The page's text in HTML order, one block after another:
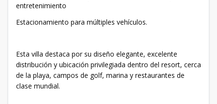
entretenimiento
Estacionamiento para múltiples vehículos.
Esta villa destaca por su diseño elegante, excelente
distribución y ubicación privilegiada dentro del resort, cerca
de la playa, campos de golf, marina y restaurantes de
clase mundial.